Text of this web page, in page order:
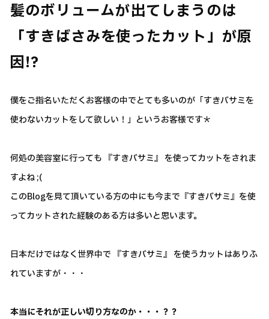
髪のボリュームが出てしまうのは
「すきばさみを使ったカット」が原
因!?
僕をご指名いただくお客様の中でとても多いのが「すきバサミを
使わないカットをして欲しい！」というお客様です＊
何処の美容室に行っても 『すきバサミ』 を使ってカットをされま
すよね ;(
このBlogを見て頂いている方の中にも今まで『すきバサミ』を使
ってカットされた経験のある方は多いと思います。
日本だけではなく世界中で 『すきバサミ』 を使うカットはありふ
れていますが・・・
本当にそれが正しい切り方なのか・・・？？